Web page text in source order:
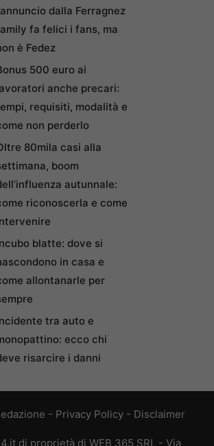
dalla Ferragnez
fa felici i fans, ma
è Fedez
500 euro ai
anche precari:
requisiti, modalità e
non perderlo
80mila casi alla
boom
autunnale:
riconoscerla e come
blatte: dove si
in casa e
allontanarle per
tra auto e
ecco chi
risarcire i danni
- Privacy Policy - Disclaimer
di proprietà di WEB 365 SRL - Via